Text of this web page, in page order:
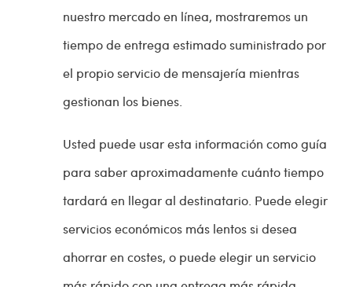
nuestro mercado en línea, mostraremos un
tiempo de entrega estimado suministrado por
el propio servicio de mensajería mientras
gestionan los bienes.
Usted puede usar esta información como guía
para saber aproximadamente cuánto tiempo
tardará en llegar al destinatario. Puede elegir
servicios económicos más lentos si desea
ahorrar en costes, o puede elegir un servicio